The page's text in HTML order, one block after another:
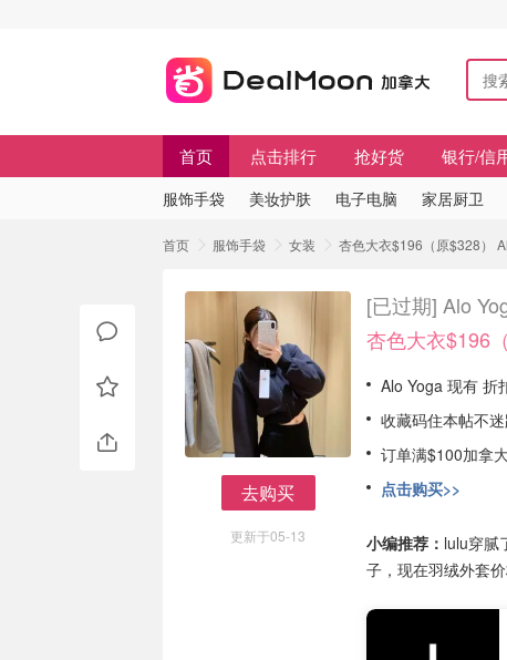
首页 点击排行 抢好货 银行/信
服饰手袋 美妆护肤 电子电脑 家居厨卫
首页 服饰手袋 女装 杏色大衣$196（原$328）
去购买
更新于05-13
[已过期] Alo
杏色大衣$196
Alo Yoga 现有 折
收藏码住本帖不迷
订单满$100加拿
点击购买>>
小编推荐： lulu穿腻
子，现在羽绒外套